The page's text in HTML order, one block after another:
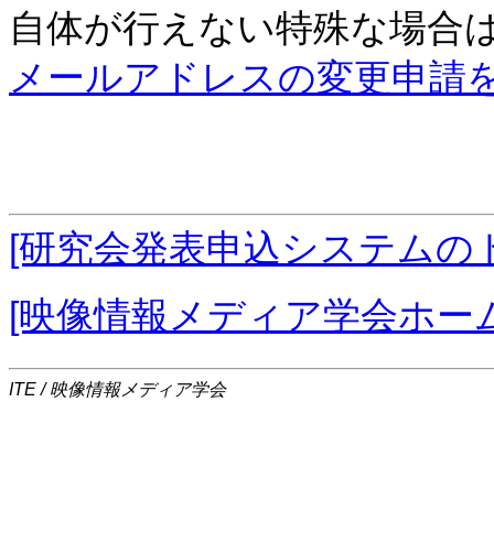
自体が行えない特殊な場合
メールアドレスの変更申請
[研究会発表申込システム
[映像情報メディア学会ホー
ITE / 映像情報メディア学会